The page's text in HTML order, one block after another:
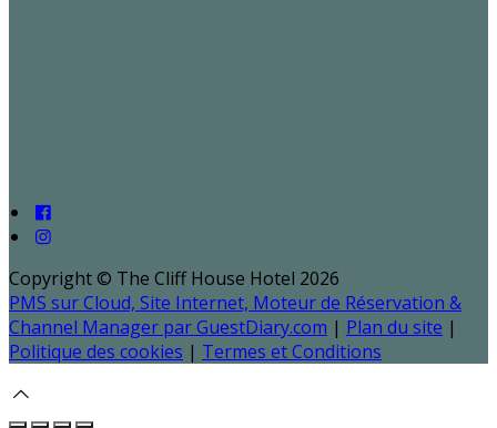
Copyright © The Cliff House Hotel 2026
PMS sur Cloud, Site Internet, Moteur de Réservation &
Channel Manager par GuestDiary.com | Plan du site |
Politique des cookies | Termes et Conditions